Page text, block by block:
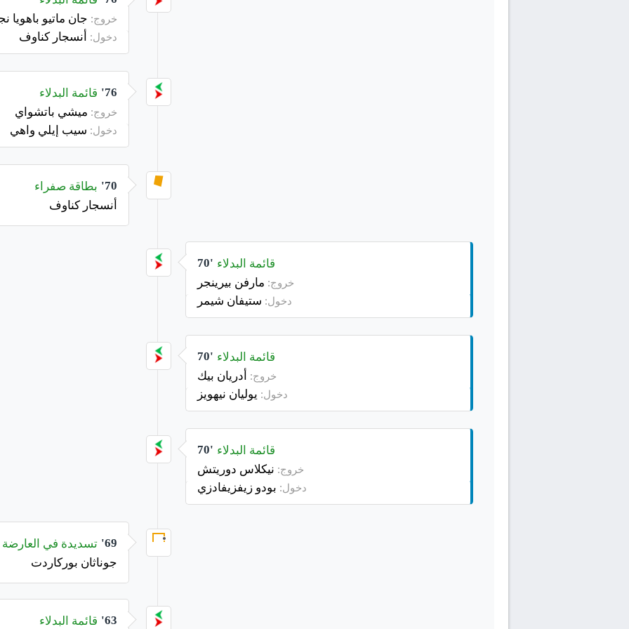
خروج: جان ماتيو
دخول: أنسجار كناوف
76' قائمة البدلاء
خروج: ميشي باتشواي
دخول: سيب إيلي واهي
70'
بطاقة صفراء
أنسجار كناوف
70' قائمة البدلاء
خروج: مارفن بيرينجر
دخول: ستيفان شيمر
70' قائمة البدلاء
خروج: أدريان بيك
دخول: يوليان نيهويز
70' قائمة البدلاء
خروج: نيكلاس دوريتش
دخول: بودو زيفزيفادزي
69' تسديدة في العارضة
جوناثان بوركاردت
63' قائمة البدلاء